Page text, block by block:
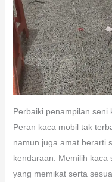
Perbaiki penampilan seni
Peran kaca mobil tak
namun juga amat berarti
kendaraan. Memilih kaca
yang memikat serta